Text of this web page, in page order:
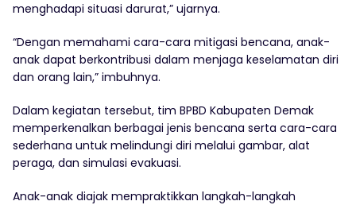
menghadapi situasi darurat,” ujarnya.
“Dengan memahami cara-cara mitigasi bencana, anak-
anak dapat berkontribusi dalam menjaga keselamatan diri
dan orang lain,” imbuhnya.
Dalam kegiatan tersebut, tim BPBD Kabupaten Demak
memperkenalkan berbagai jenis bencana serta cara-cara
sederhana untuk melindungi diri melalui gambar, alat
peraga, dan simulasi evakuasi.
Anak-anak diajak mempraktikkan langkah-langkah